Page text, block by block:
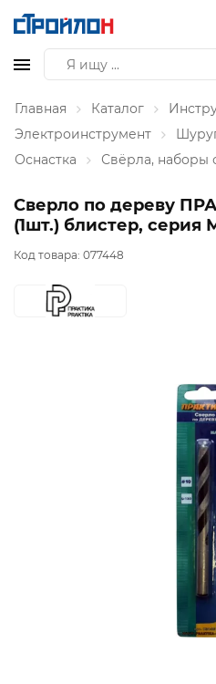
Главная Каталог
Электроинструмент
Оснастка
Свёрла, наборы
Сверло по дереву
(1шт.) блистер, серия
Код товара: 077448